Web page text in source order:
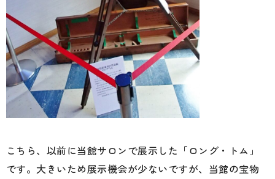
こちら、以前に当館サロンで展示した「ロング・トム」
です。大きいため展示機会が少ないですが、当館の宝物